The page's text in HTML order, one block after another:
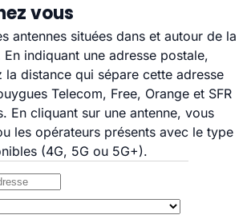
vous
antennes situées dans et autour de la
indiquant une adresse postale,
distance qui sépare cette adresse
Telecom, Free, Orange et SFR
En cliquant sur une antenne, vous
les opérateurs présents avec le type
(4G, 5G ou 5G+).